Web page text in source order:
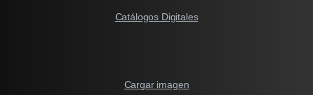
Catálogos Digitales
Cargar imagen